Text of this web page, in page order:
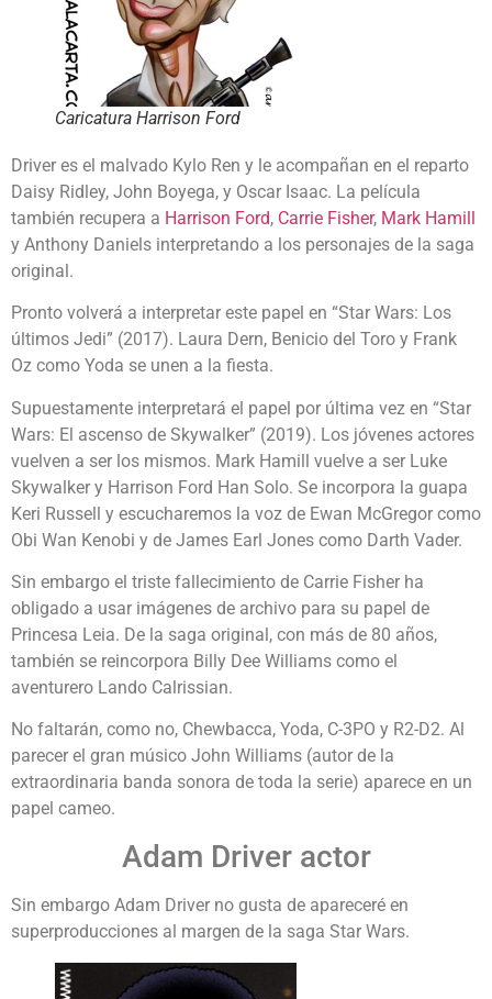
Caricatura Harrison Ford
Driver es el malvado Kylo Ren y le acompañan en el reparto
Daisy Ridley, John Boyega, y Oscar Isaac. La película
también recupera a Harrison Ford, Carrie Fisher, Mark Hamill
y Anthony Daniels interpretando a los personajes de la saga
original.
Pronto volverá a interpretar este papel en “Star Wars: Los
últimos Jedi” (2017). Laura Dern, Benicio del Toro y Frank
Oz como Yoda se unen a la fiesta.
Supuestamente interpretará el papel por última vez en “Star
Wars: El ascenso de Skywalker” (2019). Los jóvenes actores
vuelven a ser los mismos. Mark Hamill vuelve a ser Luke
Skywalker y Harrison Ford Han Solo. Se incorpora la guapa
Keri Russell y escucharemos la voz de Ewan McGregor como
Obi Wan Kenobi y de James Earl Jones como Darth Vader.
Sin embargo el triste fallecimiento de Carrie Fisher ha
obligado a usar imágenes de archivo para su papel de
Princesa Leia. De la saga original, con más de 80 años,
también se reincorpora Billy Dee Williams como el
aventurero Lando Calrissian.
No faltarán, como no, Chewbacca, Yoda, C-3PO y R2-D2. Al
parecer el gran músico John Williams (autor de la
extraordinaria banda sonora de toda la serie) aparece en un
papel cameo.
Adam Driver actor
Sin embargo Adam Driver no gusta de apareceré en
superproducciones al margen de la saga Star Wars.